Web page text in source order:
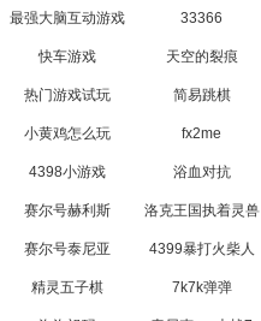
最强大脑互动游戏 33366
快车游戏 天空的裂痕
热门游戏试玩 简易跳棋
小黄鸡怎么玩 fx2me
4398小游戏 浴血对抗
赛尔号赫利斯 洛克王国执着灵兽
赛尔号泰尼亚 4399暴打火柴人
精灵五子棋 7k7k弹弹